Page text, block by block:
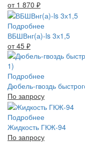
от 1 870 ₽
Подробнее
ВБШВнг(а)-ls 3х1,5
от 45 ₽
Подробнее
Дюбель-гвоздь
По запросу
Подробнее
Жидкость ГКЖ-94
По запросу